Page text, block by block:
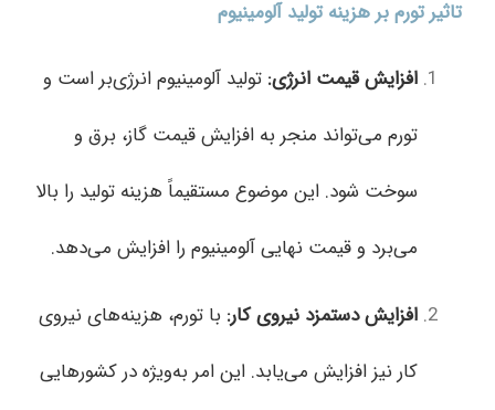
تاثیر تورم بر هزینه تولید آلومینیوم
افزایش قیمت انرژی: تولید آلومینیوم انرژی‌بر است و
تورم می‌تواند منجر به افزایش قیمت گاز، برق و
سوخت شود. این موضوع مستقیماً هزینه تولید را بالا
می‌برد و قیمت نهایی آلومینیوم را افزایش می‌دهد.
افزایش دستمزد نیروی کار: با تورم، هزینه‌های نیروی
کار نیز افزایش می‌یابد. این امر به‌ویژه در کشورهایی